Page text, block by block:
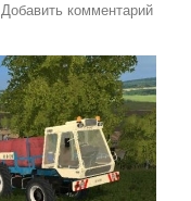
Добавить комментарий